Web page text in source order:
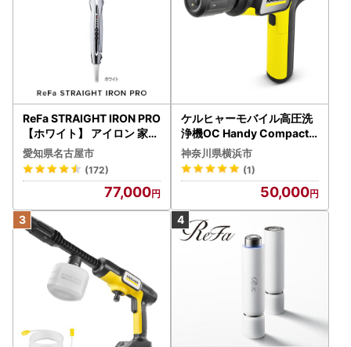
ReFa STRAIGHT IRON PRO
【ホワイト】 アイロン 家電
美容 リファ アイロン
愛知県名古屋市
(172)
77,000
ケルヒャーモバイル高圧洗
浄機OC Handy Compact
（ハンディエア） APV000
7
神奈川県横浜市
(1)
50,000